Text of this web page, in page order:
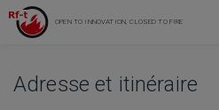
OPEN TO INNOVATION, CLOSED TO FIRE
Adresse et itinéraire